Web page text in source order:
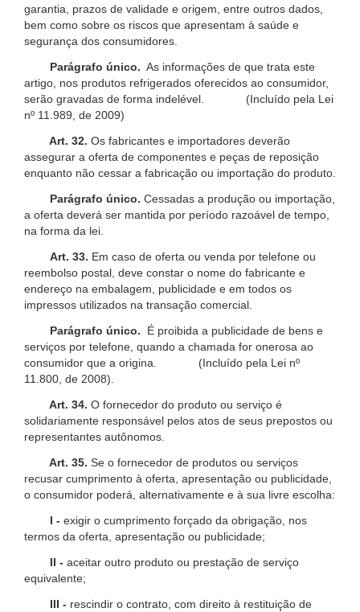
garantia, prazos de validade e origem, entre outros dados,
bem como sobre os riscos que apresentam à saúde e
segurança dos consumidores.
Parágrafo único. As informações de que trata este
artigo, nos produtos refrigerados oferecidos ao consumidor,
serão gravadas de forma indelével. (Incluído pela Lei
nº 11.989, de 2009)
Art. 32. Os fabricantes e importadores deverão
assegurar a oferta de componentes e peças de reposição
enquanto não cessar a fabricação ou importação do produto.
Parágrafo único. Cessadas a produção ou importação,
a oferta deverá ser mantida por período razoável de tempo,
na forma da lei.
Art. 33. Em caso de oferta ou venda por telefone ou
reembolso postal, deve constar o nome do fabricante e
endereço na embalagem, publicidade e em todos os
impressos utilizados na transação comercial.
Parágrafo único.
É proibida a publicidade de bens e
serviços por telefone, quando a chamada for onerosa ao
consumidor que a origina. (Incluído pela Lei nº
11.800, de 2008).
Art. 34. O fornecedor do produto ou serviço é
solidariamente responsável pelos atos de seus prepostos ou
representantes autônomos.
Art. 35. Se o fornecedor de produtos ou serviços
recusar cumprimento à oferta, apresentação ou publicidade,
o consumidor poderá, alternativamente e à sua livre escolha:
I - exigir o cumprimento forçado da obrigação, nos
termos da oferta, apresentação ou publicidade;
II - aceitar outro produto ou prestação de serviço
equivalente;
III - rescindir o contrato, com direito à restituição de